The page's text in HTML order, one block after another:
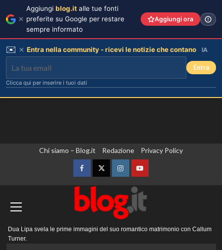
Chi siamo – Blog.it Redazione Privacy Policy
FacebookTwitterInstagramYouTube
principale
Dua Lipa svela le prime immagini del suo romantico matrimonio con Callum
Turner.
Aggiungi blog.it alle tue fonti
preferite su Google per restare
sempre informato
Aggiungi ora
✉️ Entra nella community - ricevi le notizie che contano IA
Entra
Clicca qui per inserire i tuoi dati